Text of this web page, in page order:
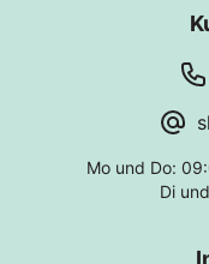
Mo und Do:
Di